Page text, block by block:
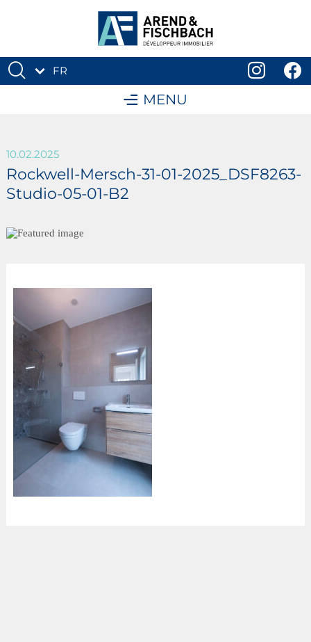
FR
MENU
10.02.2025
Rockwell-Mersch-31-01-2025_DSF8263-
Studio-05-01-B2